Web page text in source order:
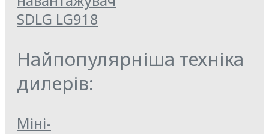
SDLG LG918
Найпопулярніша техніка
дилерів:
Міні-